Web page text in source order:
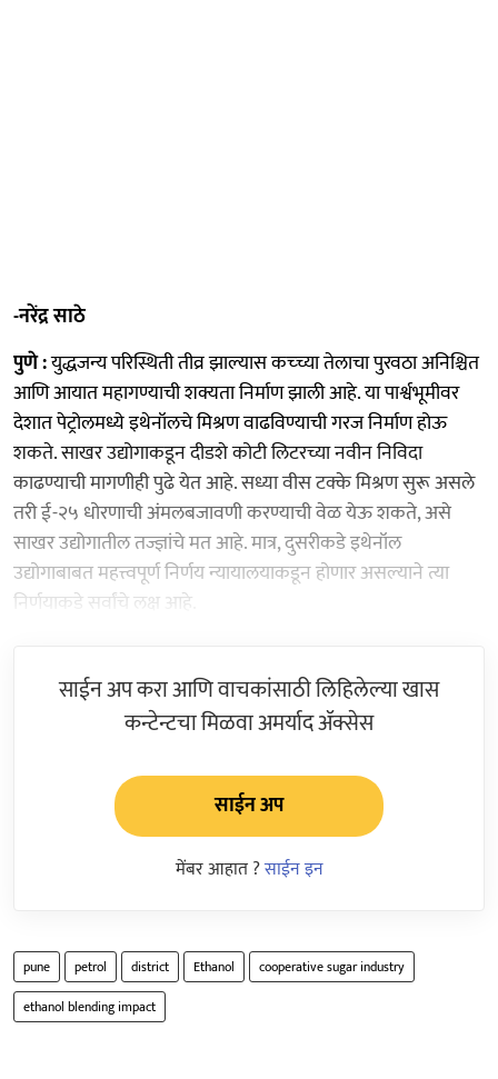
-नरेंद्र साठे
पुणे :युद्धजन्य परिस्थिती तीव्र झाल्यास कच्च्या तेलाचा पुरवठा अनिश्चित
आणि आयात महागण्याची शक्यता निर्माण झाली आहे. या पार्श्वभूमीवर
देशात पेट्रोलमध्ये इथेनॉलचे मिश्रण वाढविण्याची गरज निर्माण होऊ
शकते. साखर उद्योगाकडून दीडशे कोटी लिटरच्या नवीन निविदा
काढण्याची मागणीही पुढे येत आहे. सध्या वीस टक्के मिश्रण सुरू असले
तरी ई-२५ धोरणाची अंमलबजावणी करण्याची वेळ येऊ शकते, असे
साखर उद्योगातील तज्ज्ञांचे मत आहे. मात्र, दुसरीकडे इथेनॉल
उद्योगाबाबत महत्त्वपूर्ण निर्णय न्यायालयाकडून होणार असल्याने त्या
निर्णयाकडे सर्वांचे लक्ष आहे.
साईन अप करा आणि वाचकांसाठी लिहिलेल्या खास
कन्टेन्टचा मिळवा अमर्याद ॲक्सेस
साईन अप
मेंबर आहात ?साईन इन
pune petrol district Ethanol
cooperative sugar industry
ethanol blending impact